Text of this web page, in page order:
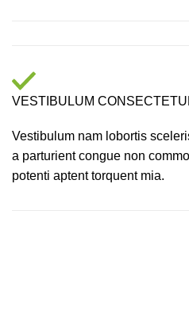
VESTIBULUM
Vestibulum nam lobortis
a parturient congue non
potenti aptent torquent mia.